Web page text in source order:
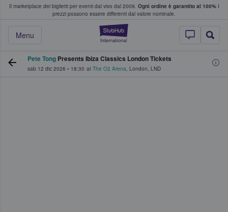
Il marketplace dei biglietti per eventi dal vivo dal 2009. Ogni ordine è garantito al 100%I
prezzi possono essere differenti dal valore nominale.
StubHub - Dove
Menu
fan comprano e vendono biglietti
Pete Tong Presents Ibiza Classics London Tickets
sab 12 dic 2026 • 18:30 at The O2 Arena, London, LND